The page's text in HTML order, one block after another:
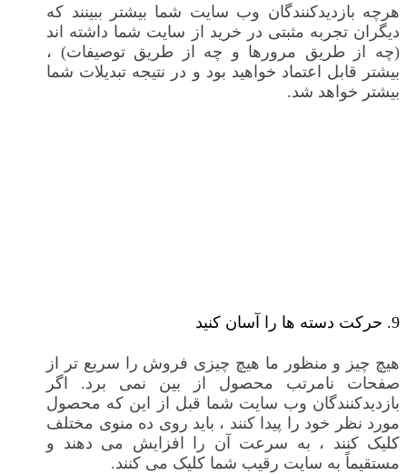
هرچه بازدیدکنندگان وب سایت شما بیشتر ببینند که
دیگران تجربه مثبتی در خرید از سایت شما داشته اند
(چه از طریق مرورها و چه از طریق توصیفات) ،
بیشتر قابل اعتماد خواهید بود و در نتیجه تبدیلات شما
بیشتر خواهد شد.
9. حرکت دسته ها را آسان کنید
هیچ چیز و منظور ما هیچ چیزی فروش را سریع تر از
صفحات نامرتب محصول از بین نمی برد. اگر
بازدیدکنندگان وب سایت شما قبل از این که محصول
مورد نظر خود را پیدا کنند ، باید روی ده منوی مختلف
کلیک کنند ، به سرعت آن را افزایش می دهند و
مستقیماً به سایت رقیب شما کلیک می کنند.